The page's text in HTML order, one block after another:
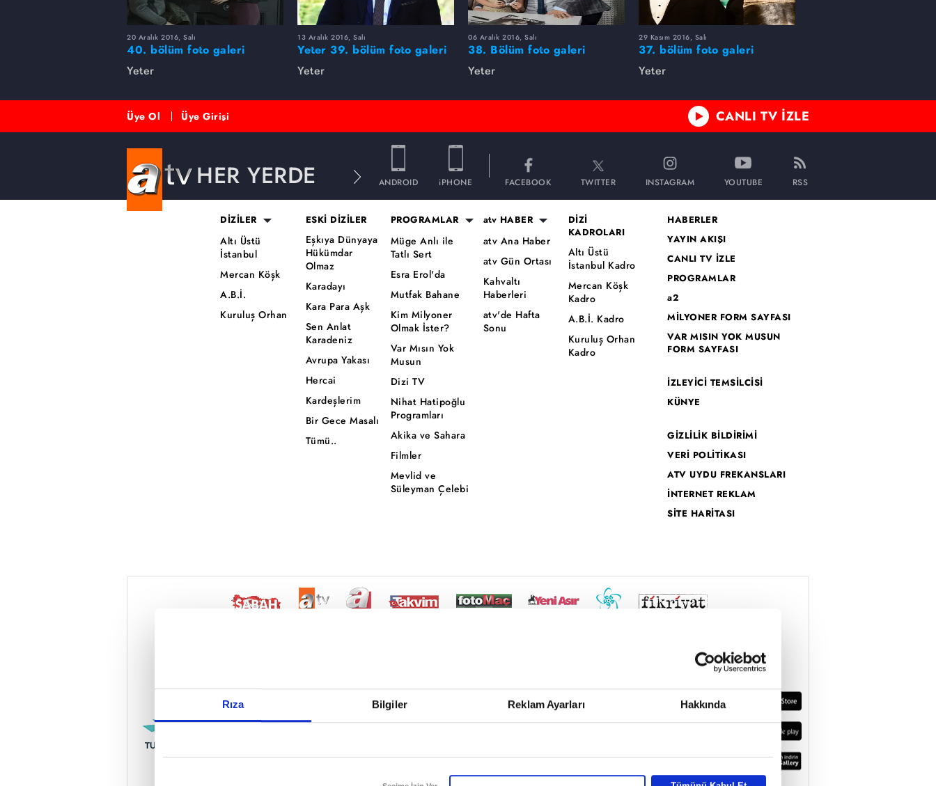
Rıza Bilgiler Reklam Ayarları Hakkında
Reddet
20 Aralık 2016, Salı
40. bölüm foto galeri
Yeter
13 Aralık 2016, Salı
Yeter 39. bölüm foto galeri
Yeter
06 Aralık 2016, Salı
38. Bölüm foto galeri
Yeter
29 Kasım 2016, Salı
37. bölüm foto galeri
Yeter
Üye Ol Üye Girişi CANLI TV İZLE
HER YERDE ANDROID iPHONE FACEBOOK TWITTER INSTAGRAM YOUTUBE RSS
DİZİLER
Altı Üstü
İstanbul
Mercan Köşk
A.B.İ.
Kuruluş Orhan
ESKİ DİZİLER
Eşkıya Dünyaya
Hükümdar
Olmaz
Karadayı
Kara Para Aşk
Sen Anlat
Karadeniz
Avrupa Yakası
Hercai
Kardeşlerim
Bir Gece Masalı
Tümü..
PROGRAMLAR
Müge Anlı ile
Tatlı Sert
Esra Erol'da
Mutfak Bahane
Kim Milyoner
Olmak İster?
Var Mısın Yok
Musun
Dizi TV
Nihat Hatipoğlu
Programları
Akika ve Sahara
Filmler
Mevlid ve
Süleyman Çelebi
atv HABER
atv Ana Haber
atv Gün Ortası
Kahvaltı
Haberleri
atv'de Hafta
Sonu
DİZİ
KADROLARI
Altı Üstü
İstanbul Kadro
Mercan Köşk
Kadro
A.B.İ. Kadro
Kuruluş Orhan
Kadro
HABERLER
YAYIN AKIŞI
CANLI TV İZLE
PROGRAMLAR
a2
MİLYONER FORM SAYFASI
VAR MISIN YOK MUSUN
FORM SAYFASI
İZLEYİCİ TEMSİLCİSİ
KÜNYE
GİZLİLİK BİLDİRİMİ
VERİ POLİTİKASI
ATV UYDU FREKANSLARI
İNTERNET REKLAM
SİTE HARİTASI